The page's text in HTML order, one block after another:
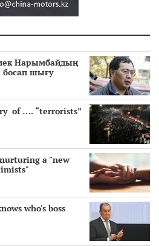
Нарымбайдың
босап шығу
of …. “terrorists”
a "new
who's boss